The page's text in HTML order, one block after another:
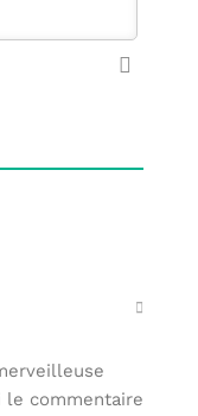
le commentaire